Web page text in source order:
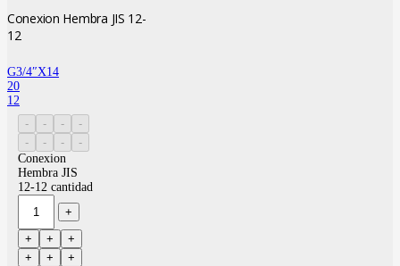
Conexion Hembra JIS 12-
12
G3/4″X14
20
12
Conexion
Hembra JIS
12-12 cantidad